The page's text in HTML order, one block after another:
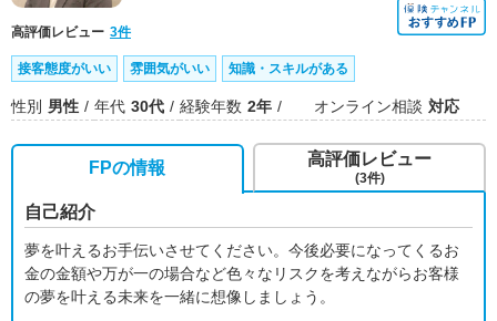
高評価レビュー 3件
接客態度がいい 雰囲気がいい 知識・スキルがある
性別 男性 年代 30代 経験年数 2年 オンライン相談 対応
FPの情報
自己紹介
夢を叶えるお手伝いさせてください。今後必要になってくるお
金の金額や万が一の場合など色々なリスクを考えながらお客様
の夢を叶える未来を一緒に想像しましょう。
高評価レビュー
(3件)